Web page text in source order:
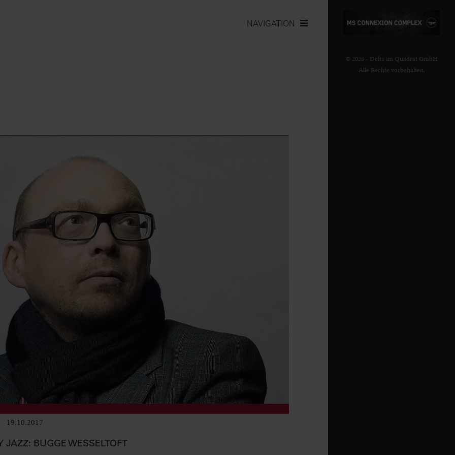
NAVIGATION
19.10.2017
JAZZ: BUGGE WESSELTOFT
© 2026 - Delta im Quadrat GmbH
Alle Rechte vorbehalten.